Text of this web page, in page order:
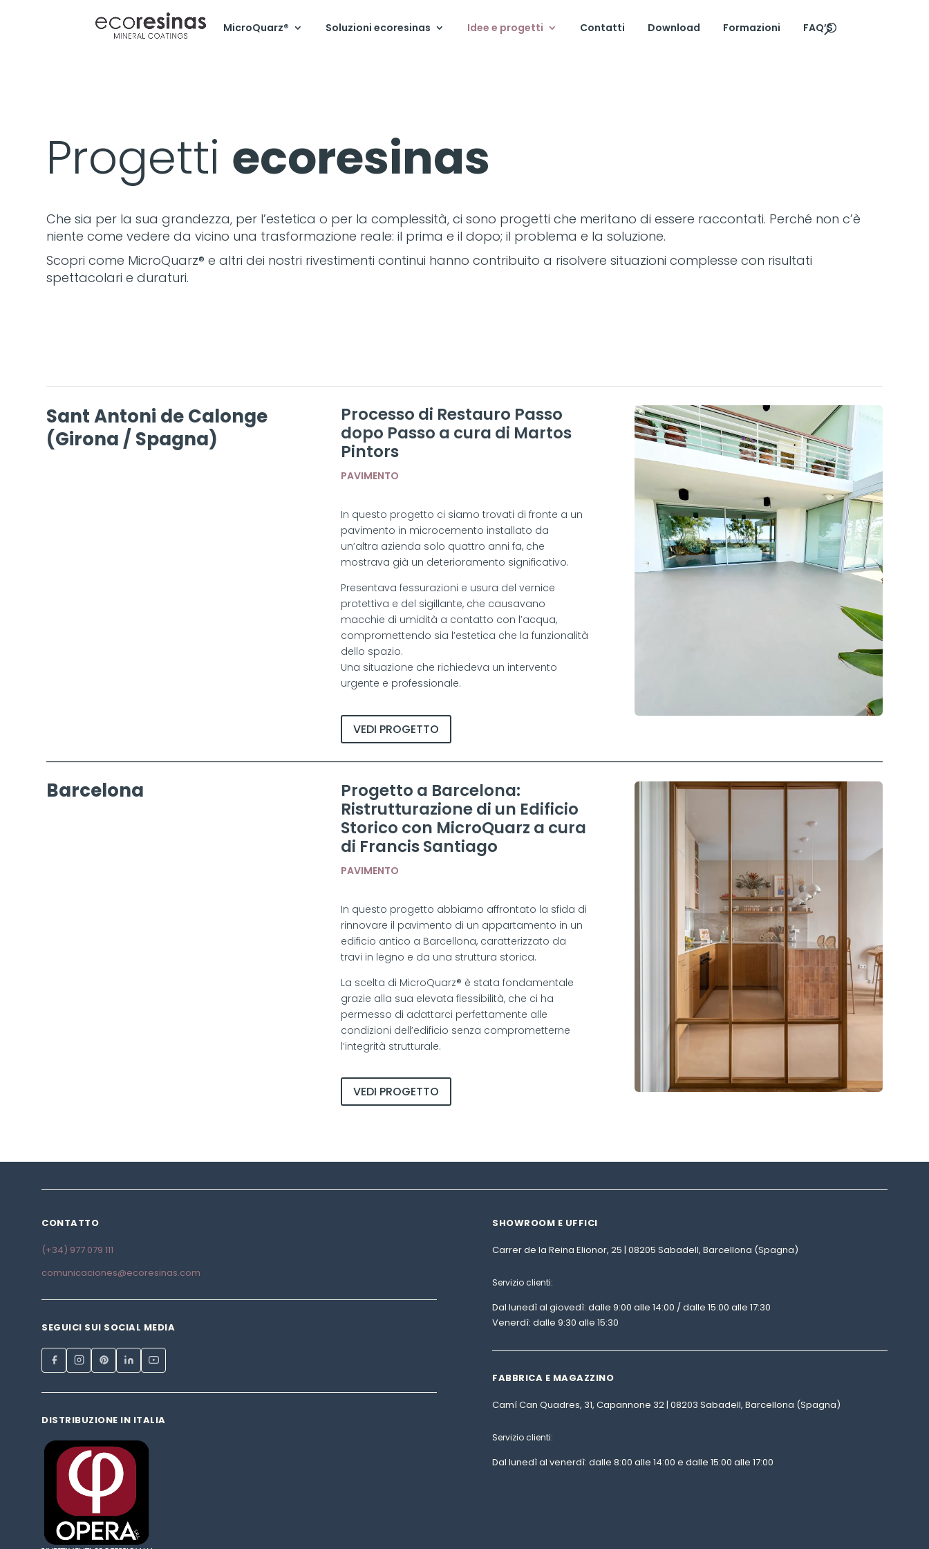
MicroQuarz® Soluzioni ecoresinas Idee e progetti Contatti Download Formazioni FAQ’S
Progetti ecoresinas
Che sia per la sua grandezza, per l’estetica o per la complessità, ci sono progetti che meritano di essere raccontati. Perché non c’è
niente come vedere da vicino una trasformazione reale: il prima e il dopo; il problema e la soluzione.
Scopri come MicroQuarz® e altri dei nostri rivestimenti continui hanno contribuito a risolvere situazioni complesse con risultati
spettacolari e duraturi.
Sant Antoni de Calonge
(Girona / Spagna)
Processo di Restauro Passo
dopo Passo a cura di Martos
Pintors
PAVIMENTO
In questo progetto ci siamo trovati di fronte a un
pavimento in microcemento installato da
un’altra azienda solo quattro anni fa, che
mostrava già un deterioramento significativo.
Presentava fessurazioni e usura del vernice
protettiva e del sigillante, che causavano
macchie di umidità a contatto con l’acqua,
compromettendo sia l’estetica che la funzionalità
dello spazio.
Una situazione che richiedeva un intervento
urgente e professionale.
VEDI PROGETTO
Barcelona
Progetto a Barcelona:
Ristrutturazione di un Edificio
Storico con MicroQuarz a cura
di Francis Santiago
PAVIMENTO
In questo progetto abbiamo affrontato la sfida di
rinnovare il pavimento di un appartamento in un
edificio antico a Barcellona, caratterizzato da
travi in legno e da una struttura storica.
La scelta di MicroQuarz® è stata fondamentale
grazie alla sua elevata flessibilità, che ci ha
permesso di adattarci perfettamente alle
condizioni dell’edificio senza comprometterne
l’integrità strutturale.
VEDI PROGETTO
CONTATTO
(+34) 977 079 111
comunicaciones@ecoresinas.com
SEGUICI SUI SOCIAL MEDIA
DISTRIBUZIONE IN ITALIA
SHOWROOM E UFFICI
Carrer de la Reina Elionor, 25 | 08205 Sabadell, Barcellona (Spagna)
Servizio clienti:
Dal lunedì al giovedì: dalle 9:00 alle 14:00 / dalle 15:00 alle 17:30
Venerdì: dalle 9:30 alle 15:30
FABBRICA E MAGAZZINO
Camí Can Quadres, 31, Capannone 32 | 08203 Sabadell, Barcellona (Spagna)
Servizio clienti:
Dal lunedì al venerdì: dalle 8:00 alle 14:00 e dalle 15:00 alle 17:00